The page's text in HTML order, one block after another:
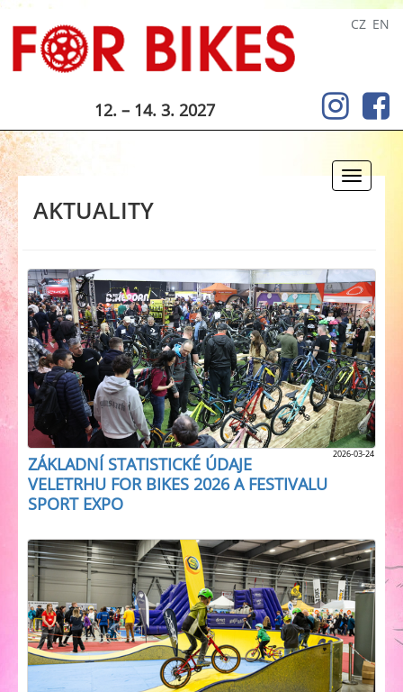
CZ EN
12. – 14. 3. 2027
Toggle
AKTUALITY
2026-03-24
ZÁKLADNÍ STATISTICKÉ ÚDAJE
VELETRHU FOR BIKES 2026 A FESTIVALU
SPORT EXPO